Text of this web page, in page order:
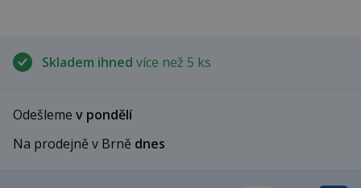
Skladem ihned více než 5 ks
Odešleme v pondělí
Na prodejně v Brně dnes